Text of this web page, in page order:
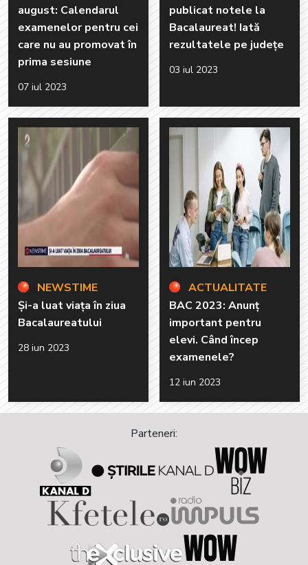
august: Calendarul
examenelor pentru cei
care nu au promovat în
prima sesiune
07 iul 2023
publicat notele la
Bacalaureat! Iată
rezultatele pe județe
03 iul 2023
NEWSTIME
Și-a luat viața în ziua
Bacalaureatului
28 iun 2023
ACTUALITATE
BAC 2023: Anunț
important pentru
elevi. Când încep
examenele?
12 iun 2023
Parteneri: